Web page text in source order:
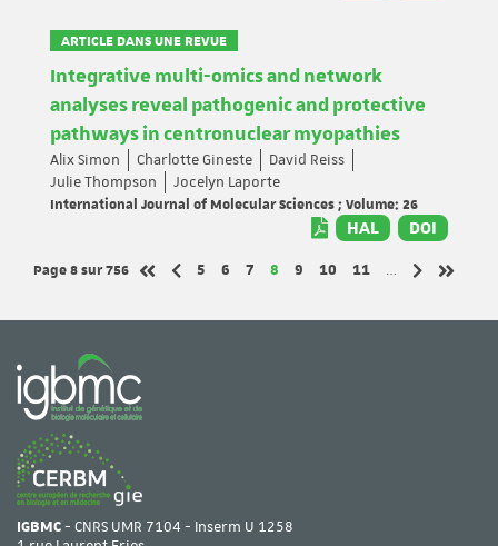
ARTICLE DANS UNE REVUE
Integrative multi-omics and network
analyses reveal pathogenic and protective
pathways in centronuclear myopathies
Alix Simon Charlotte Gineste
David Reiss
Julie Thompson
Jocelyn Laporte
International Journal of Molecular Sciences ; Volume: 26
HAL DOI
Page 8sur 756
Page
5 Page
6 Page
7 Page
8 Page
9 Page
10 Page
11
…
IGBMC- CNRS UMR 7104 - Inserm U 1258